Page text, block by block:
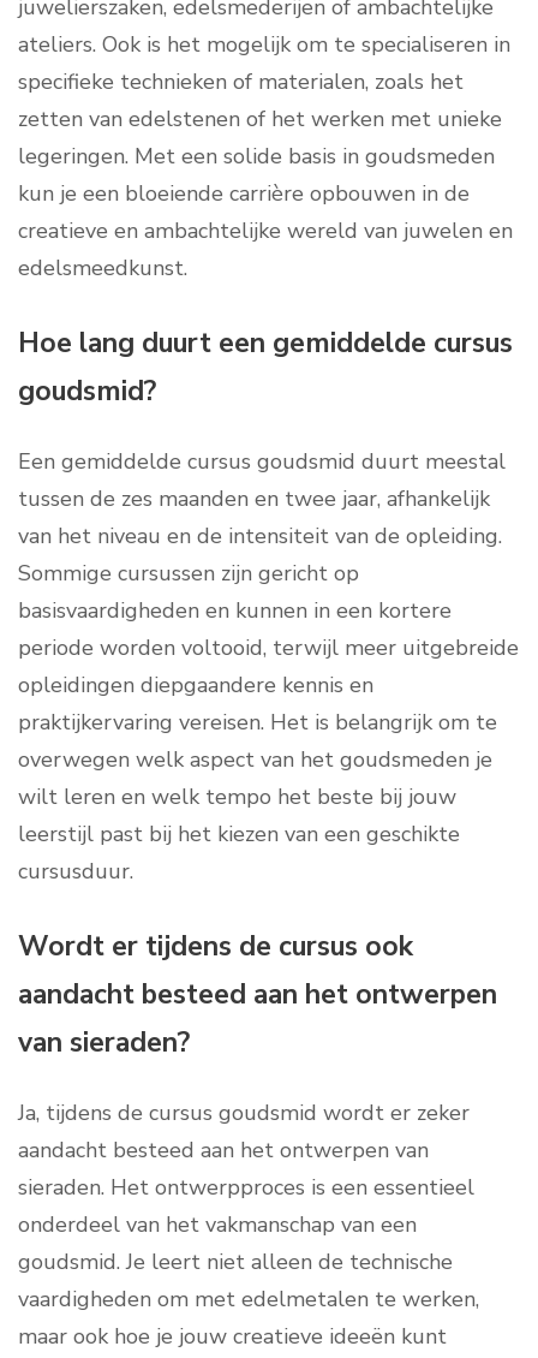
juwelierszaken, edelsmederijen of ambachtelijke
ateliers. Ook is het mogelijk om te specialiseren in
specifieke technieken of materialen, zoals het
zetten van edelstenen of het werken met unieke
legeringen. Met een solide basis in goudsmeden
kun je een bloeiende carrière opbouwen in de
creatieve en ambachtelijke wereld van juwelen en
edelsmeedkunst.
Hoe lang duurt een gemiddelde cursus
goudsmid?
Een gemiddelde cursus goudsmid duurt meestal
tussen de zes maanden en twee jaar, afhankelijk
van het niveau en de intensiteit van de opleiding.
Sommige cursussen zijn gericht op
basisvaardigheden en kunnen in een kortere
periode worden voltooid, terwijl meer uitgebreide
opleidingen diepgaandere kennis en
praktijkervaring vereisen. Het is belangrijk om te
overwegen welk aspect van het goudsmeden je
wilt leren en welk tempo het beste bij jouw
leerstijl past bij het kiezen van een geschikte
cursusduur.
Wordt er tijdens de cursus ook
aandacht besteed aan het ontwerpen
van sieraden?
Ja, tijdens de cursus goudsmid wordt er zeker
aandacht besteed aan het ontwerpen van
sieraden. Het ontwerpproces is een essentieel
onderdeel van het vakmanschap van een
goudsmid. Je leert niet alleen de technische
vaardigheden om met edelmetalen te werken,
maar ook hoe je jouw creatieve ideeën kunt